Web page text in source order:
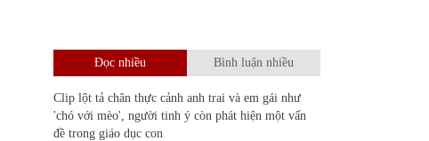
Đọc nhiều Bình luận nhiều
Clip lột tả chân thực cảnh anh trai và em gái như
'chó với mèo', người tinh ý còn phát hiện một vấn
đề trong giáo dục con